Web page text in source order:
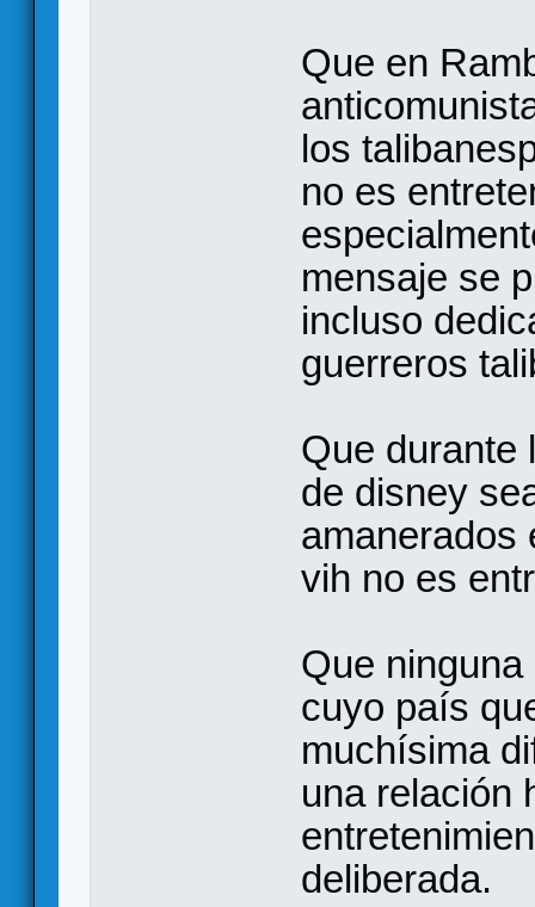
Que en
los
no es
mensaje se
incluso
guerreros
Que durante
de disney
amanerados
vih no es
Que
cuyo país
muchísima
una relación
deliberada.